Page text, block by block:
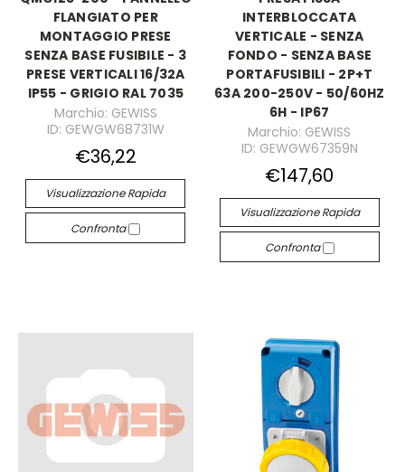
FLANGIATO PER
MONTAGGIO PRESE
SENZA BASE FUSIBILE - 3
PRESE VERTICALI 16/32A
IP55 - GRIGIO RAL 7035
Marchio: GEWISS
ID: GEWGW68731W
€36,22
Visualizzazione Rapida
Confronta
INTERBLOCCATA
VERTICALE - SENZA
FONDO - SENZA BASE
PORTAFUSIBILI - 2P+T
63A 200-250V - 50/60HZ
6H - IP67
Marchio: GEWISS
ID: GEWGW67359N
€147,60
Visualizzazione Rapida
Confronta